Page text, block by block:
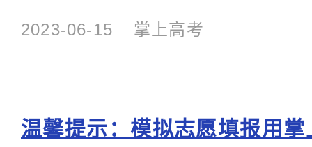
2023-06-15 掌上高考
温馨提示：模拟志愿填报用